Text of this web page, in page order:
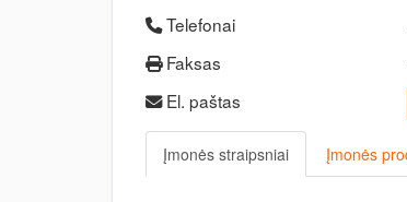
Telefonai
Faksas
El. paštas
Įmonės straipsniai Įmonės